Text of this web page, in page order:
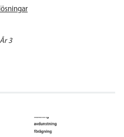
År 3